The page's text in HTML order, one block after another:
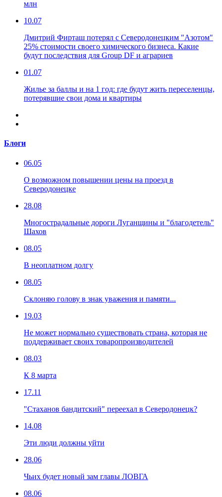
млн
10.07
Дмитрий Фирташ потерял с Северодонецким "Азотом"
25% стоимости своего химического бизнеса. Какие
будут последствия для Group DF и аграриев
01.07
Жилье за баллы и на 1 год: где будут жить переселенцы,
потерявшие свои дома и квартиры
Блоги
06.05
О возможном повышении цены на проезд в
Северодонецке
28.08
Многострадальные дороги Луганщины и "благодетель"
Шахов
08.05
В неоплатном долгу
08.05
Склоняю голову в знак уважения и памяти...
19.03
Не может нормально существовать страна, которая не
поддерживает своих товаропроизводителей
08.03
К 8 марта
17.11
"Стаханов бандитский" переехал в Северодонецк?
14.08
Эти люди должны уйти
28.06
Чьих будет новый зам главы ЛОВГА
08.06